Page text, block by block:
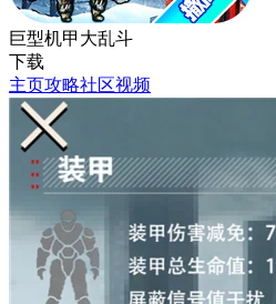
巨型机甲大乱斗
下载
主页攻略社区视频